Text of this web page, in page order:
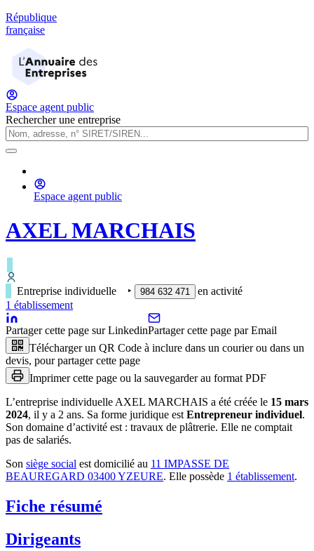
République
française
Espace agent public
Rechercher une entreprise
Espace agent public
AXEL MARCHAIS
Entreprise individuelle ‣ 984 632 471
en activité
1 établissement
Partager cette page sur LinkedinPartager cette page par Email
Télécharger un QR Code à inclure dans un courier ou dans un
devis, pour partager cette page
Imprimer cette page ou la sauvegarder au format PDF
L’entreprise individuelle AXEL MARCHAIS a été créée le 15 mars
2024, il y a 2 ans. Sa forme juridique est Entrepreneur individuel.
Son domaine d’activité est : travaux de plâtrerie. Elle ne comptait
pas de salariés.
Son siège social est domicilié au 11 IMPASSE DE
BEAUREGARD 03400 YZEURE. Elle possède 1 établissement.
Fiche résumé
Dirigeants